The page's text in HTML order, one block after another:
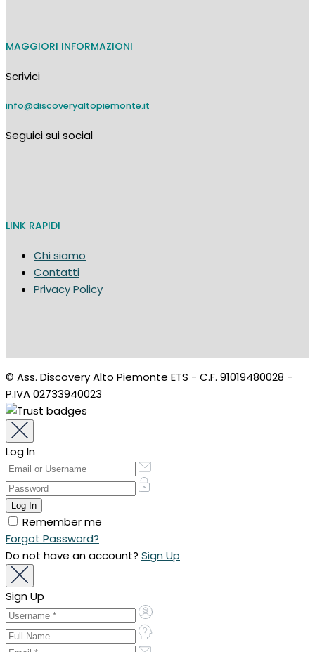
MAGGIORI INFORMAZIONI
Scrivici
info@discoveryaltopiemonte.it
Seguici sui social
LINK RAPIDI
Chi siamo
Contatti
Privacy Policy
© Ass. Discovery Alto Piemonte ETS - C.F. 91019480028 -
P.IVA 02733940023
Log In
Remember me
Forgot Password?
Do not have an account? Sign Up
Sign Up